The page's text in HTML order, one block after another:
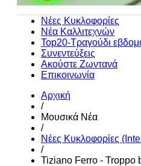
Νέες Κυκλοφορίες
Νέα Καλλιτεχνών
Top20-Τραγούδι
Συνεντεύξεις
Ακούστε Ζωντανά
Επικοινωνία
Αρχική
/
Μουσικά Νέα
/
Νέες Κυκλοφορίες
/
Tiziano Ferro - Troppo